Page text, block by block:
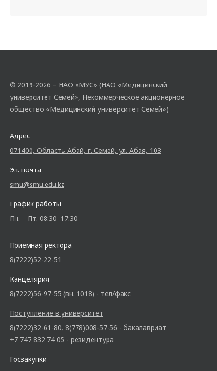
© 2019-2026 – НАО «МУС» (НАО «Медицинский
университет Семей», Некоммерческое акционерное
общество «Медицинский университет Семей»)
Адрес
071400, Область Абай, г. Семей, ул. Абая, 103
Эл. почта
smu@smu.edu.kz
График работы
Пн. – Пт. 08:30–17:30
Приемная ректора
8(7222)52-22-51
Канцелярия
8(7222)56-97-55 (вн. 1018) - тел/факс
Поступление в университет
8(7222)32-61-80, 8(778)008-57-56 - бакалавриат
+7 747 832 74 05 - резидентура
Госзакупки